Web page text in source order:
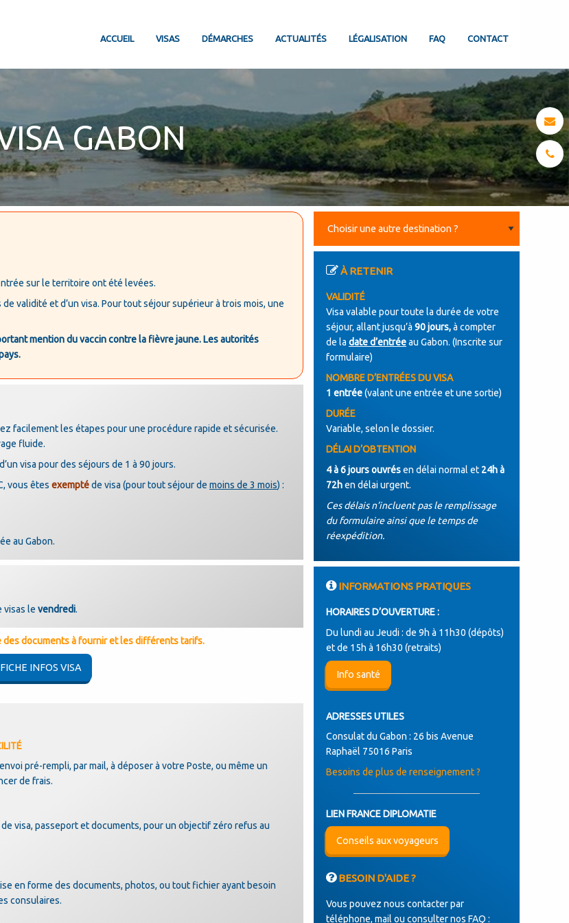
ACCUEIL VISAS DÉMARCHES ACTUALITÉS LÉGALISATION FAQ CONTACT
GABON
sur le territoire ont été levées.
validité et d’un visa. Pour tout séjour supérieur à trois mois, une
mention du vaccin contre la fièvre jaune. Les autorités
facilement les étapes pour une procédure rapide et sécurisée.
fluide.
visa pour des séjours de 1 à 90 jours.
vous êtes exemptéde visa (pour tout séjour de moins de 3 mois) :
au Gabon.
visas le vendredi.
documents à fournir et les différents tarifs.
INFOS VISA
pré-rempli, par mail, à déposer à votre Poste, ou même un
de frais.
visa, passeport et documents, pour un objectif zéro refus au
en forme des documents, photos, ou tout fichier ayant besoin
consulaires.
À RETENIR
VALIDITÉ
Visa valable pour toute la durée de votre
séjour, allant jusqu’à 90 jours,à compter
de la date d’entréeau Gabon. (Inscrite sur
formulaire)
NOMBRE D’ENTRÉES DU VISA
1 entrée(valant une entrée et une sortie)
DURÉE
Variable, selon le dossier.
DÉLAI D’OBTENTION
4 à 6 jours ouvrésen délai normal et 24h à
72hen délai urgent.
Ces délais n’incluent pas le remplissage
du formulaire ainsi que le temps de
réexpédition.
INFORMATIONS PRATIQUES
HORAIRES D’OUVERTURE :
Du lundi au Jeudi : de 9h à 11h30 (dépôts)
et de 15h à 16h30 (retraits)
Info santé
ADRESSES UTILES
Consulat du Gabon : 26 bis Avenue
Raphaël 75016 Paris
Besoins de plus de renseignement ?
LIEN FRANCE DIPLOMATIE
Conseils aux voyageurs
BESOIN D'AIDE ?
Vous pouvez nous contacter par
téléphone, mail ou consulter nos FAQ :